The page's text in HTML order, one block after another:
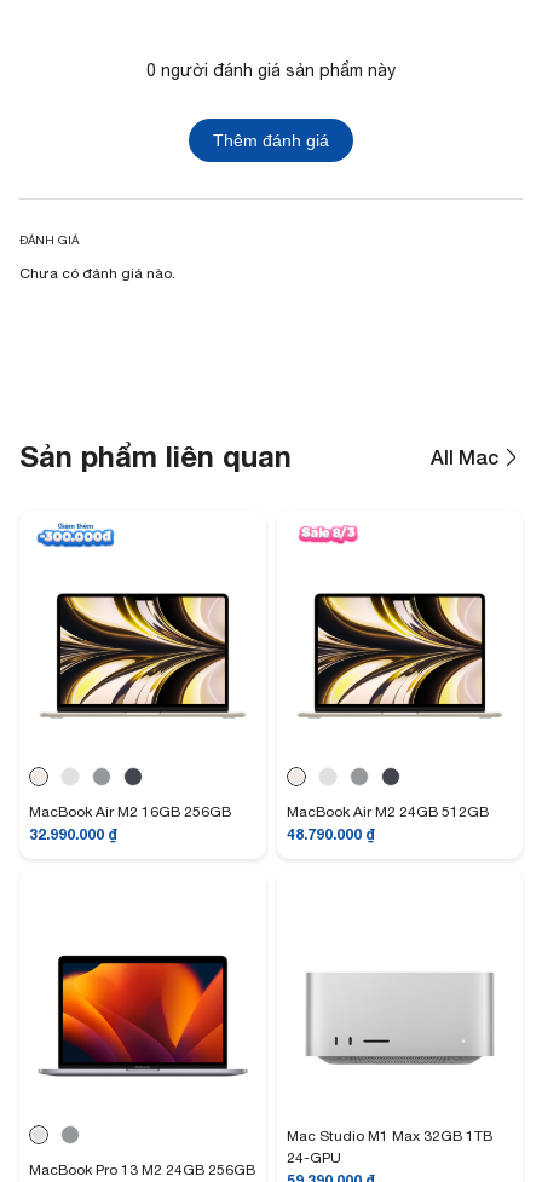
0 người đánh giá sản phẩm này
Thêm đánh giá
ĐÁNH GIÁ
Chưa có đánh giá nào.
Sản phẩm liên quan All Mac
MacBook Air M2 16GB 256GB
32.990.000 ₫
MacBook Air M2 24GB 512GB
48.790.000 ₫
MacBook Pro 13 M2 24GB 256GB
Mac Studio M1 Max 32GB 1TB
24-GPU